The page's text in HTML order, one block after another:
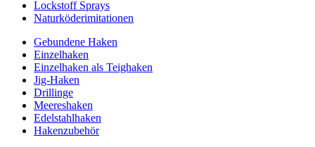
Lockstoff Sprays
Naturköderimitationen
Gebundene Haken
Einzelhaken
Einzelhaken als Teighaken
Jig-Haken
Drillinge
Meereshaken
Edelstahlhaken
Hakenzubehör